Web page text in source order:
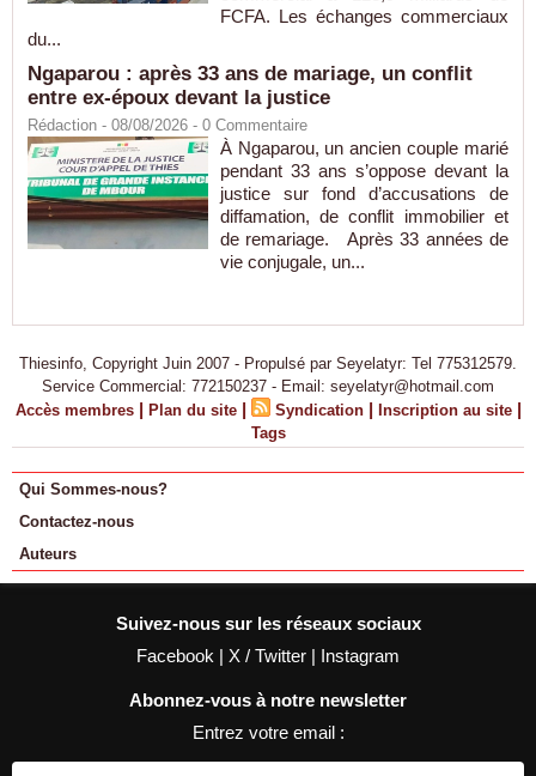
FCFA. Les échanges commerciaux
du...
Ngaparou : après 33 ans de mariage, un conflit
entre ex-époux devant la justice
Rédaction - 08/08/2026 - 0 Commentaire
À Ngaparou, un ancien couple marié
pendant 33 ans s’oppose devant la
justice sur fond d’accusations de
diffamation, de conflit immobilier et
de remariage. Après 33 années de
vie conjugale, un...
Thiesinfo, Copyright Juin 2007 - Propulsé par Seyelatyr: Tel 775312579.
Service Commercial: 772150237 - Email: seyelatyr@hotmail.com
Accès membres | Plan du site | Syndication | Inscription au site |
Tags
Qui Sommes-nous?
Contactez-nous
Auteurs
Suivez-nous sur les réseaux sociaux
Facebook | X / Twitter | Instagram
Abonnez-vous à notre newsletter
Entrez votre email :